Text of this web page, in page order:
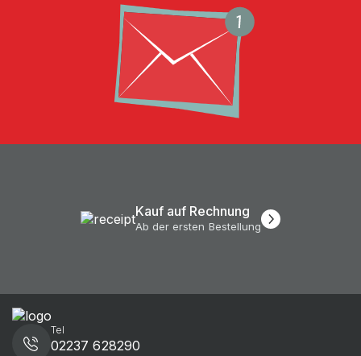
Kauf auf Rechnung
Ab der ersten Bestellung
Tel
02237 628290